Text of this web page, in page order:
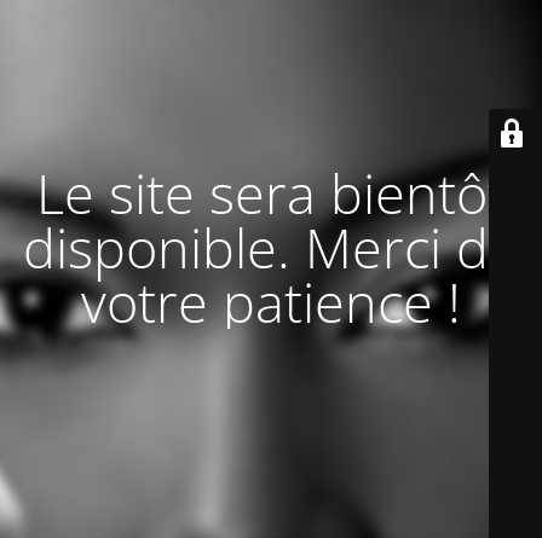
Le site sera bientôt
disponible. Merci de
votre patience !